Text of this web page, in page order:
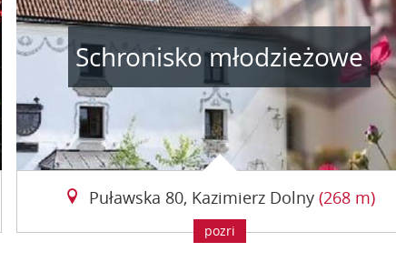
Schronisko młodzieżowe
Puławska 80, Kazimierz Dolny (268 m)
pozri